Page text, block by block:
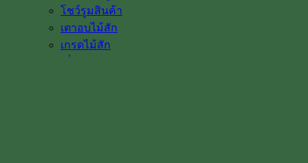
โชว์รูมสินค้า
เตาอบไม้สัก
เกรดไม้สัก